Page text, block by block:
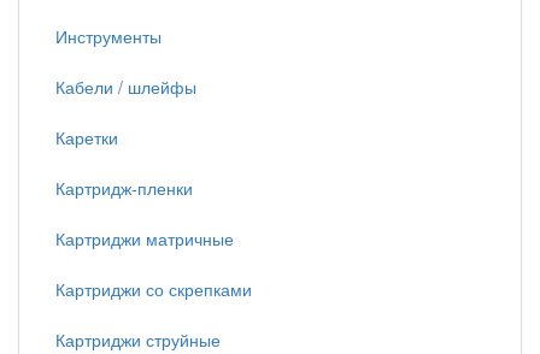
Инструменты
Кабели / шлейфы
Каретки
Картридж-пленки
Картриджи матричные
Картриджи со скрепками
Картриджи струйные